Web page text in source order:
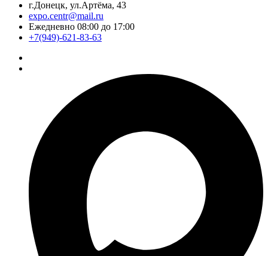
г.Донецк, ул.Артёма, 43
expo.centr@mail.ru
Ежедневно 08:00 до 17:00
+7(949)-621-83-63